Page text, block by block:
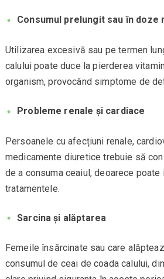
Consumul prelungit sau în doze
Utilizarea excesivă sau pe termen
calului poate duce la pierderea
organism, provocând simptome de
Probleme renale și cardiace
Persoanele cu afecțiuni renale,
medicamente diuretice trebuie să
de a consuma ceaiul, deoarece poate
tratamentele.
Sarcina și alăptarea
Femeile însărcinate sau care
consumul de ceai de coada calului,